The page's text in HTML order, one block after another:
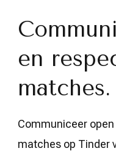
en
matches.
Communiceer
matches op Tinder